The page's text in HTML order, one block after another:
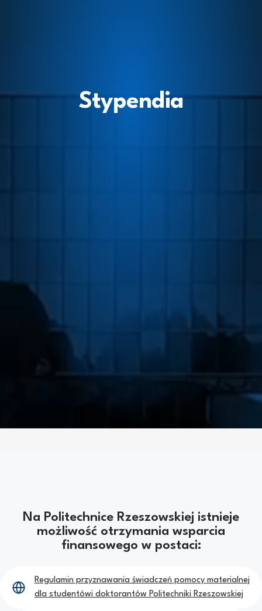
Stypendia
Na Politechnice Rzeszowskiej istnieje
możliwość otrzymania wsparcia
finansowego w postaci:
Regulamin przyznawania świadczeń pomocy materialnej
dla studentówi doktorantów Politechniki Rzeszowskiej